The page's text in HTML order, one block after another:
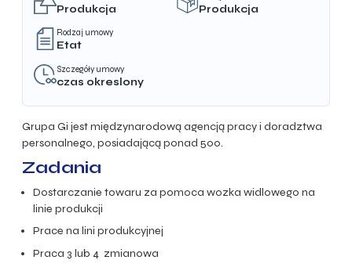
Produkcja Produkcja
Rodzaj umowy
Etat
Szczegóły umowy
czas okreslony
Grupa Gi jest międzynarodową agencją pracy i doradztwa
personalnego, posiadającą ponad 500.
Zadania
Dostarczanie towaru za pomoca wozka widlowego na
linie produkcji
Prace na lini produkcyjnej
Praca 3 lub 4 zmianowa